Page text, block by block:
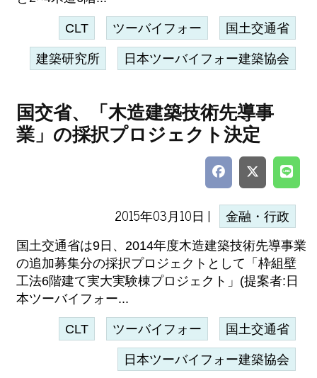
CLT ツーバイフォー 国土交通省
建築研究所 日本ツーバイフォー建築協会
国交省、「木造建築技術先導事
業」の採択プロジェクト決定
2015年03月10日 | 金融・行政
国土交通省は9日、2014年度木造建築技術先導事業
の追加募集分の採択プロジェクトとして「枠組壁
工法6階建て実大実験棟プロジェクト」(提案者:日
本ツーバイフォー...
CLT ツーバイフォー 国土交通省
日本ツーバイフォー建築協会